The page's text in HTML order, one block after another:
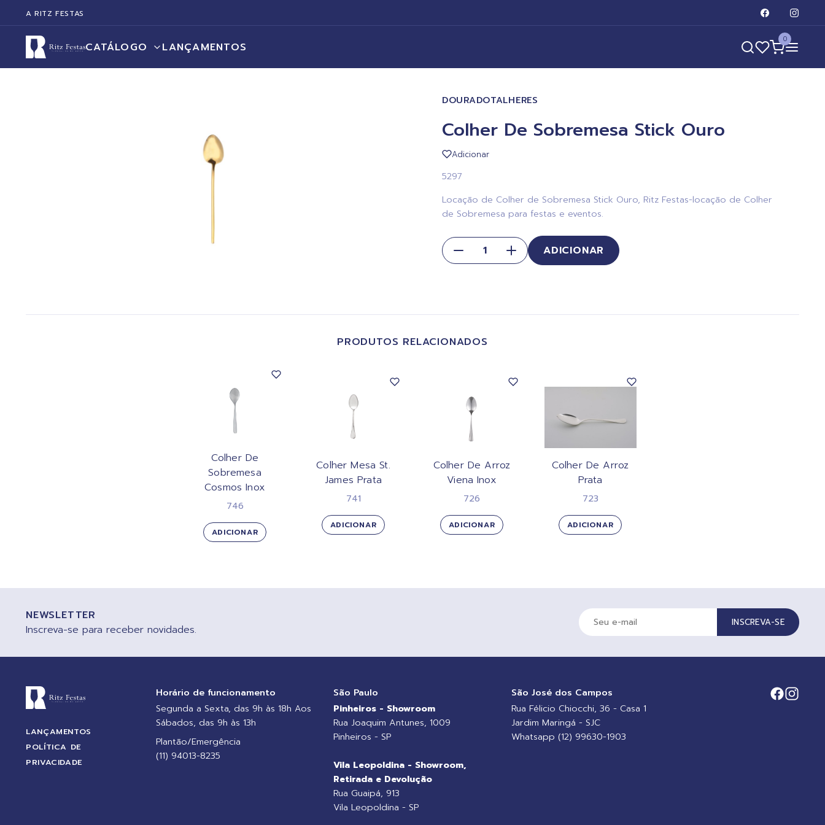
A RITZ FESTAS
CATÁLOGO LANÇAMENTOS
0
DOURADOTALHERES
Colher De Sobremesa Stick Ouro
Adicionar
5297
Locação de Colher de Sobremesa Stick Ouro, Ritz Festas-locação de Colher
de Sobremesa para festas e eventos.
ADICIONAR
PRODUTOS RELACIONADOS
Colher De
Sobremesa
Cosmos Inox
746
ADICIONAR
Colher Mesa St.
James Prata
741
ADICIONAR
Colher De Arroz
Viena Inox
726
ADICIONAR
Colher De Arroz
Prata
723
ADICIONAR
NEWSLETTER
Inscreva-se para receber novidades.
INSCREVA-SE
LANÇAMENTOS
POLÍTICA DE
PRIVACIDADE
Horário de funcionamento
Segunda a Sexta, das 9h às 18h Aos
Sábados, das 9h às 13h
Plantão/Emergência
(11) 94013-8235
São Paulo
Pinheiros - Showroom
Rua Joaquim Antunes, 1009
Pinheiros - SP
Vila Leopoldina - Showroom,
Retirada e Devolução
Rua Guaipá, 913
Vila Leopoldina - SP
São José dos Campos
Rua Félicio Chiocchi, 36 - Casa 1
Jardim Maringá - SJC
Whatsapp (12) 99630-1903